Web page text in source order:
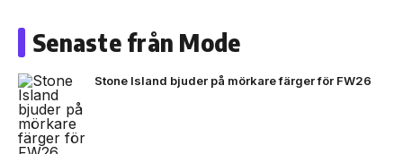
Senaste från Mode
Stone Island bjuder på mörkare färger för FW26